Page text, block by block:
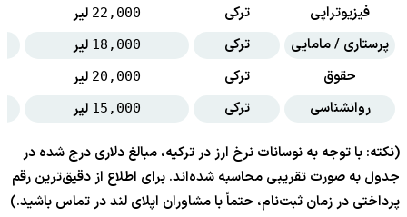
فیزیوتراپی
ترکی 22,000 لیر
پرستاری / مامایی
ترکی 18,000 لیر
حقوق
ترکی 20,000 لیر
روانشناسی
ترکی 15,000 لیر
(نکته: با توجه به نوسانات نرخ ارز در ترکیه، مبالغ دلاری درج شده در
جدول به صورت تقریبی محاسبه شده‌اند. برای اطلاع از دقیق‌ترین رقم
پرداختی در زمان ثبت‌نام، حتماً با مشاوران اپلای لند در تماس باشید.)